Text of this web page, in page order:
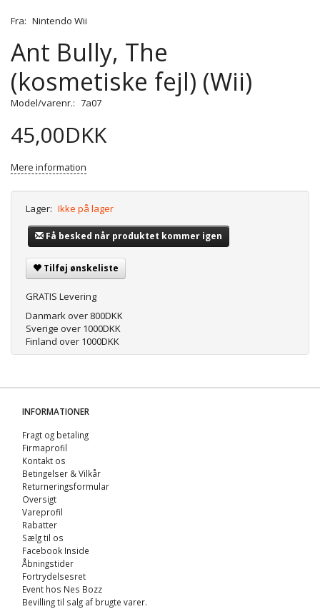
Fra: Nintendo Wii
Ant Bully, The
(kosmetiske fejl) (Wii)
Model/varenr.: 7a07
45,00DKK
Mere information
Lager: Ikke på lager
Få besked når produktet kommer igen
Tilføj ønskeliste
GRATIS Levering
Danmark over 800DKK
Sverige over 1000DKK
Finland over 1000DKK
INFORMATIONER
Fragt og betaling
Firmaprofil
Kontakt os
Betingelser & Vilkår
Returneringsformular
Oversigt
Vareprofil
Rabatter
Sælg til os
Facebook Inside
Åbningstider
Fortrydelsesret
Event hos Nes Bozz
Bevilling til salg af brugte varer.